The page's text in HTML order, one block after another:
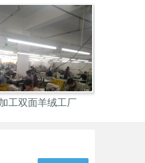
加工双面羊绒工厂